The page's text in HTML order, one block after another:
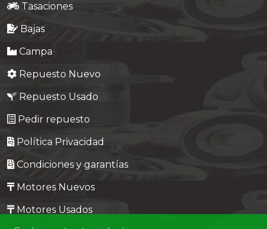
Tasaciones
Bajas
Campa
Repuesto Nuevo
Repuesto Usado
Pedir repuesto
Política Privacidad
Condiciones y garantías
Motores Nuevos
Motores Usados